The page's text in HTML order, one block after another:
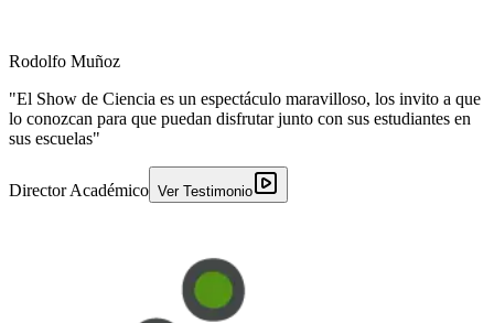
Rodolfo Muñoz
"El Show de Ciencia es un espectáculo maravilloso, los invito a que
lo conozcan para que puedan disfrutar junto con sus estudiantes en
sus escuelas"
Director Académico Ver Testimonio